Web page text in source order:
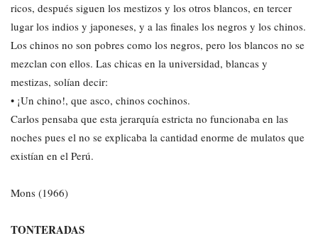
ricos, después siguen los mestizos y los otros blancos, en tercer
lugar los indios y japoneses, y a las finales los negros y los chinos.
Los chinos no son pobres como los negros, pero los blancos no se
mezclan con ellos. Las chicas en la universidad, blancas y
mestizas, solían decir:
• ¡Un chino!, que asco, chinos cochinos.
Carlos pensaba que esta jerarquía estricta no funcionaba en las
noches pues el no se explicaba la cantidad enorme de mulatos que
existían en el Perú.
Mons (1966)
TONTERADAS